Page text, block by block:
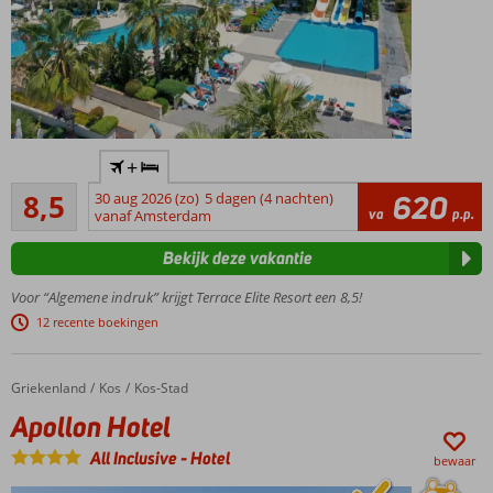
Familiehotel
met (ruime)
familiekamers,
zwembad met
glijbanen en
privéstrand
Al jarenlang
grote
favoriet bij
reizigers!
24/7 Ultra
All Inclusive
genieten
8,5Aanrader
670
beoordelingen
+
30 aug 2026 (zo) 5 dagen (4 nachten)
vanaf Amsterdam
va 620 p.p.
Voor “Algemene indruk” krijgt Terrace Elite Resort een 8,5!
12 recente boekingen
Bekijk deze vakantie
Home
Griekenland Kos Kos-Stad
Apollon Hotel
Apollon Hotel
All Inclusive-Hotel bewaar